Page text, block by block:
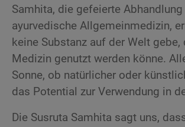
Samhita, die gefeierte
ayurvedische Allgemeinmedizin,
keine Substanz auf der Welt
Medizin genutzt werden könne.
Sonne, ob natürlicher oder
das Potential zur Verwendung in
Die Susruta Samhita sagt uns,